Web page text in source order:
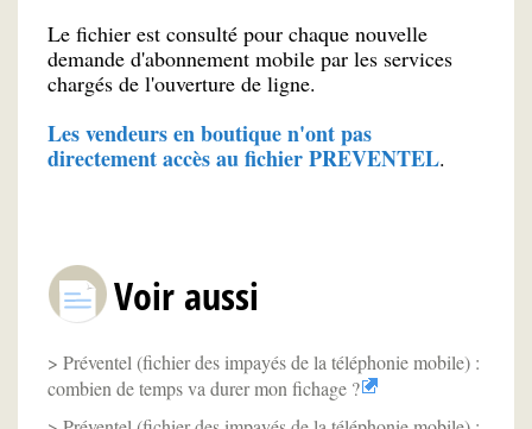
Le fichier est consulté pour chaque nouvelle
demande d'abonnement mobile par les services
chargés de l'ouverture de ligne.
Les vendeurs en boutique n'ont pas
directement accès au fichier PREVENTEL.
Voir aussi
Préventel (fichier des impayés de la téléphonie mobile) :
combien de temps va durer mon fichage ?